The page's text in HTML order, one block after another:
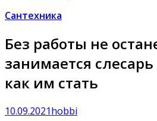
Сантехника
Без работы не
занимается
как им стать
10.09.2021hobbi